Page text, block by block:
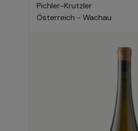
Pichler-Krutzler
Österreich - Wachau